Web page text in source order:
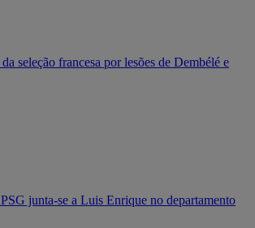
seleção francesa por lesões de Dembélé e
junta-se a Luis Enrique no departamento